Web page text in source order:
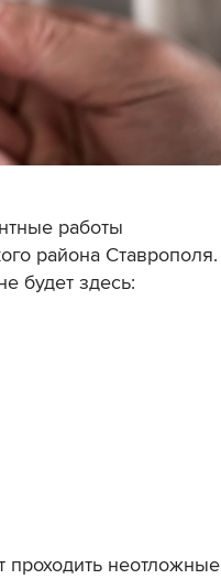
работы
района Ставрополя.
будет здесь:
проходить неотложные